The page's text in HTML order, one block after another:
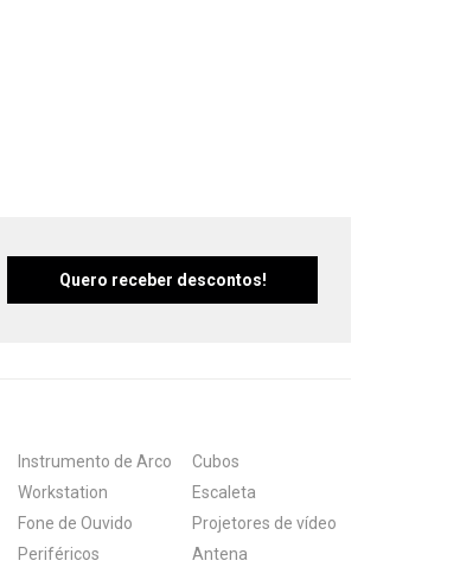
Instrumento de Arco
Cubos
Workstation
Escaleta
Fone de Ouvido
Projetores de vídeo
Periféricos Antena